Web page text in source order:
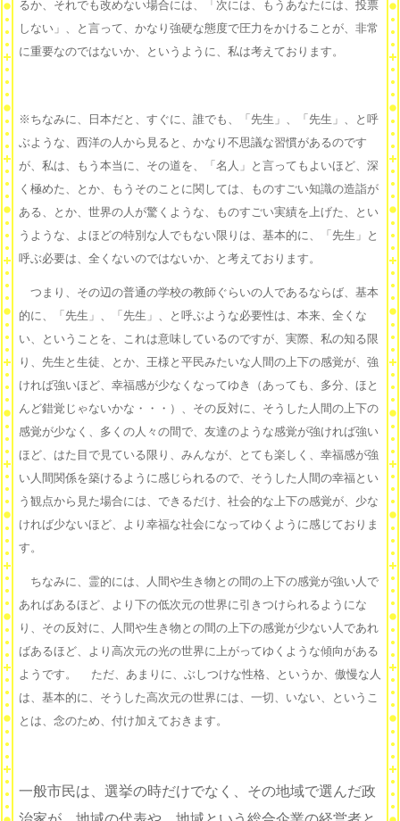
るか、それでも改めない場合には、「次には、もうあなたには、投票
しない」、と言って、かなり強硬な態度で圧力をかけることが、非常
に重要なのではないか、というように、私は考えております。
※ちなみに、日本だと、すぐに、誰でも、「先生」、「先生」、と呼
ぶような、西洋の人から見ると、かなり不思議な習慣があるのです
が、私は、もう本当に、その道を、「名人」と言ってもよいほど、深
く極めた、とか、もうそのことに関しては、ものすごい知識の造詣が
ある、とか、世界の人が驚くような、ものすごい実績を上げた、とい
うような、よほどの特別な人でもない限りは、基本的に、「先生」と
呼ぶ必要は、全くないのではないか、と考えております。
つまり、その辺の普通の学校の教師ぐらいの人であるならば、基本
的に、「先生」、「先生」、と呼ぶような必要性は、本来、全くな
い、ということを、これは意味しているのですが、実際、私の知る限
り、先生と生徒、とか、王様と平民みたいな人間の上下の感覚が、強
ければ強いほど、幸福感が少なくなってゆき（あっても、多分、ほと
んど錯覚じゃないかな・・・）、その反対に、そうした人間の上下の
感覚が少なく、多くの人々の間で、友達のような感覚が強ければ強い
ほど、はた目で見ている限り、みんなが、とても楽しく、幸福感が強
い人間関係を築けるように感じられるので、そうした人間の幸福とい
う観点から見た場合には、できるだけ、社会的な上下の感覚が、少な
ければ少ないほど、より幸福な社会になってゆくように感じておりま
す。
ちなみに、霊的には、人間や生き物との間の上下の感覚が強い人で
あればあるほど、より下の低次元の世界に引きつけられるようにな
り、その反対に、人間や生き物との間の上下の感覚が少ない人であれ
ばあるほど、より高次元の光の世界に上がってゆくような傾向がある
ようです。 ただ、あまりに、ぶしつけな性格、というか、傲慢な人
は、基本的に、そうした高次元の世界には、一切、いない、というこ
とは、念のため、付け加えておきます。
一般市民は、選挙の時だけでなく、その地域で選んだ政